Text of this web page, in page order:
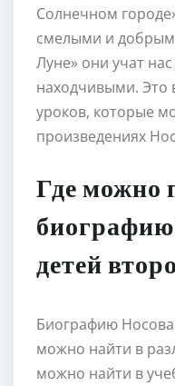
Солнечном
смелыми и
Луне» они учат
находчивыми. Это
уроков, которые
произведениях
Где можно
детей
Биографию Носова
можно найти в
можно найти в